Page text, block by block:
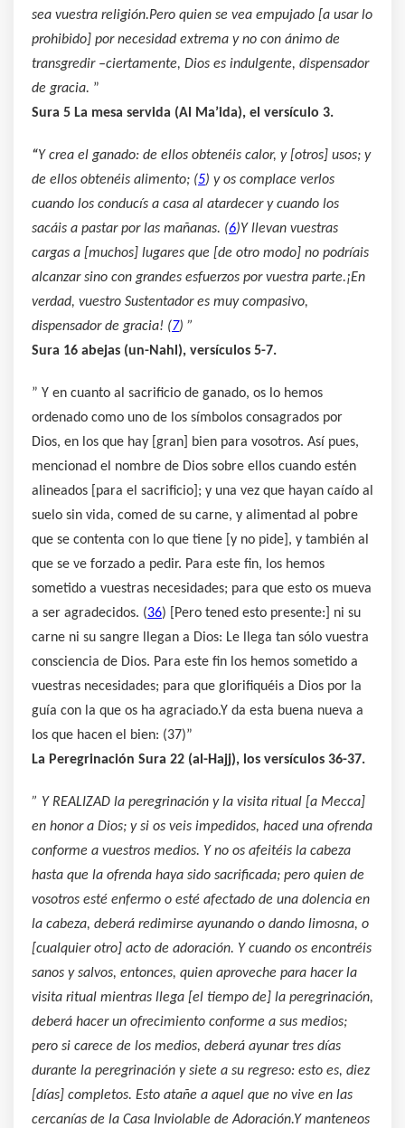
sea vuestra religión.Pero quien se vea empujado [a usar lo
prohibido] por necesidad extrema y no con ánimo de
transgredir –ciertamente, Dios es indulgente, dispensador
de gracia. ”
Sura 5 La mesa servida (Al Ma’ida), el versículo 3.
“Y crea el ganado: de ellos obtenéis calor, y [otros] usos; y
de ellos obtenéis alimento; (5) y os complace verlos
cuando los conducís a casa al atardecer y cuando los
sacáis a pastar por las mañanas. (6)Y llevan vuestras
cargas a [muchos] lugares que [de otro modo] no podríais
alcanzar sino con grandes esfuerzos por vuestra parte.¡En
verdad, vuestro Sustentador es muy compasivo,
dispensador de gracia! (7) ”
Sura 16 abejas (un-Nahl), versículos 5-7.
” Y en cuanto al sacrificio de ganado, os lo hemos
ordenado como uno de los símbolos consagrados por
Dios, en los que hay [gran] bien para vosotros. Así pues,
mencionad el nombre de Dios sobre ellos cuando estén
alineados [para el sacrificio]; y una vez que hayan caído al
suelo sin vida, comed de su carne, y alimentad al pobre
que se contenta con lo que tiene [y no pide], y también al
que se ve forzado a pedir. Para este fin, los hemos
sometido a vuestras necesidades; para que esto os mueva
a ser agradecidos. (36) [Pero tened esto presente:] ni su
carne ni su sangre llegan a Dios: Le llega tan sólo vuestra
consciencia de Dios. Para este fin los hemos sometido a
vuestras necesidades; para que glorifiquéis a Dios por la
guía con la que os ha agraciado.Y da esta buena nueva a
los que hacen el bien: (37)”
La Peregrinación Sura 22 (al-Hajj), los versículos 36-37.
” Y REALIZAD la peregrinación y la visita ritual [a Mecca]
en honor a Dios; y si os veis impedidos, haced una ofrenda
conforme a vuestros medios. Y no os afeitéis la cabeza
hasta que la ofrenda haya sido sacrificada; pero quien de
vosotros esté enfermo o esté afectado de una dolencia en
la cabeza, deberá redimirse ayunando o dando limosna, o
[cualquier otro] acto de adoración. Y cuando os encontréis
sanos y salvos, entonces, quien aproveche para hacer la
visita ritual mientras llega [el tiempo de] la peregrinación,
deberá hacer un ofrecimiento conforme a sus medios;
pero si carece de los medios, deberá ayunar tres días
durante la peregrinación y siete a su regreso: esto es, diez
[días] completos. Esto atañe a aquel que no vive en las
cercanías de la Casa Inviolable de Adoración.Y manteneos